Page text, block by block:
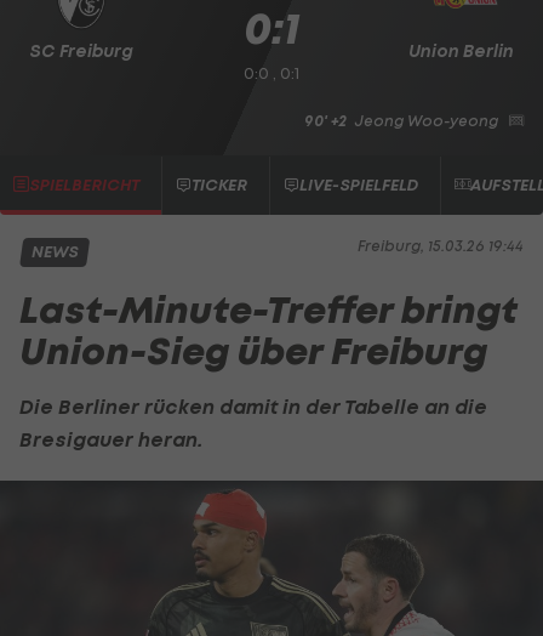
SC Freiburg Union Berlin
0:1
0:0 , 0:1
90' +2 Jeong Woo-yeong
SPIELBERICHT TICKER LIVE-SPIELFELD
Freiburg, 15.03.26 19:44
NEWS
Last-Minute-Treffer bringt
Union-Sieg über Freiburg
Die Berliner rücken damit in der Tabelle an die
Bresigauer heran.